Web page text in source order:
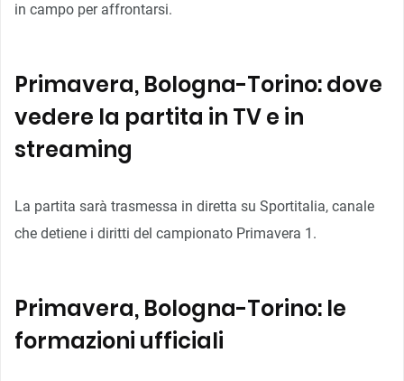
in campo per affrontarsi.
Primavera, Bologna-Torino: dove
vedere la partita in TV e in
streaming
La partita sarà trasmessa in diretta su Sportitalia, canale
che detiene i diritti del campionato Primavera 1.
Primavera, Bologna-Torino: le
formazioni ufficiali